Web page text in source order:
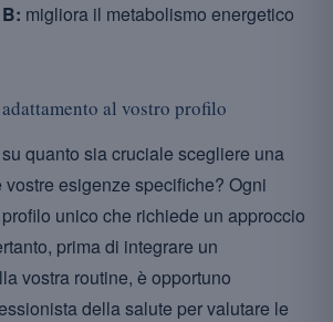
migliora il metabolismo energetico
al vostro profilo
quanto sia cruciale scegliere una
esigenze specifiche? Ogni
unico che richiede un approccio
prima di integrare un
vostra routine, è opportuno
della salute per valutare le